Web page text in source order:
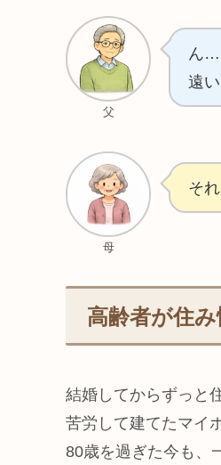
父
ん…
遠
母
そ
高齢者が住
結婚してからずっと
苦労して建てたマイ
80歳を過ぎた今も、